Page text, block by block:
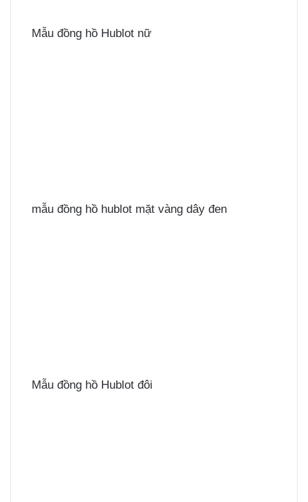
Mẫu đồng hồ Hublot nữ
mẫu đồng hồ hublot mặt vàng dây đen
Mẫu đồng hồ Hublot đôi